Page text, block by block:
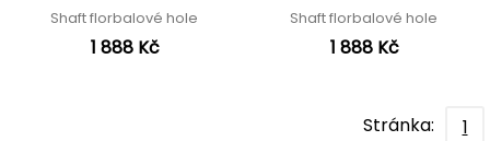
Shaft florbalové hole
1 888 Kč
Shaft florbalové hole
1 888 Kč
Stránka: 1